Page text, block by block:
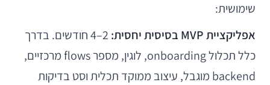
שימושית:
אפליקציית MVP בסיסית יחסית:
2–4 חודשים. בדרך
כלל תכלול onboarding, לוגין, מספר flows מרכזיים,
backend מוגבל, עיצוב ממוקד תכלית וסט בדיקות